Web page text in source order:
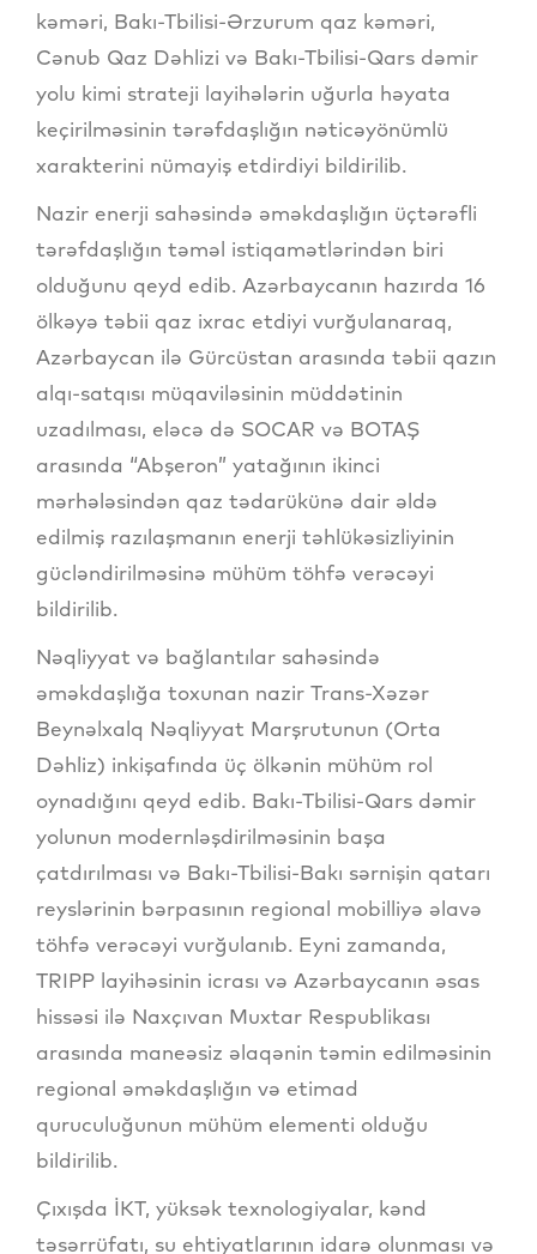
kəməri, Bakı-Tbilisi-Ərzurum qaz kəməri,
Cənub Qaz Dəhlizi və Bakı-Tbilisi-Qars dəmir
yolu kimi strateji layihələrin uğurla həyata
keçirilməsinin tərəfdaşlığın nəticəyönümlü
xarakterini nümayiş etdirdiyi bildirilib.
Nazir enerji sahəsində əməkdaşlığın üçtərəfli
tərəfdaşlığın təməl istiqamətlərindən biri
olduğunu qeyd edib. Azərbaycanın hazırda 16
ölkəyə təbii qaz ixrac etdiyi vurğulanaraq,
Azərbaycan ilə Gürcüstan arasında təbii qazın
alqı-satqısı müqaviləsinin müddətinin
uzadılması, eləcə də SOCAR və BOTAŞ
arasında “Abşeron” yatağının ikinci
mərhələsindən qaz tədarükünə dair əldə
edilmiş razılaşmanın enerji təhlükəsizliyinin
gücləndirilməsinə mühüm töhfə verəcəyi
bildirilib.
Nəqliyyat və bağlantılar sahəsində
əməkdaşlığa toxunan nazir Trans-Xəzər
Beynəlxalq Nəqliyyat Marşrutunun (Orta
Dəhliz) inkişafında üç ölkənin mühüm rol
oynadığını qeyd edib. Bakı-Tbilisi-Qars dəmir
yolunun modernləşdirilməsinin başa
çatdırılması və Bakı-Tbilisi-Bakı sərnişin qatarı
reyslərinin bərpasının regional mobilliyə əlavə
töhfə verəcəyi vurğulanıb. Eyni zamanda,
TRIPP layihəsinin icrası və Azərbaycanın əsas
hissəsi ilə Naxçıvan Muxtar Respublikası
arasında maneəsiz əlaqənin təmin edilməsinin
regional əməkdaşlığın və etimad
quruculuğunun mühüm elementi olduğu
bildirilib.
Çıxışda İKT, yüksək texnologiyalar, kənd
təsərrüfatı, su ehtiyatlarının idarə olunması və